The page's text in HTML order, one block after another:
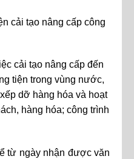
cải tạo nâng cấp công
cải tạo nâng cấp đến
tiện trong vùng nước,
dỡ hàng hóa và hoạt
hàng hóa; công trình
từ ngày nhận được văn